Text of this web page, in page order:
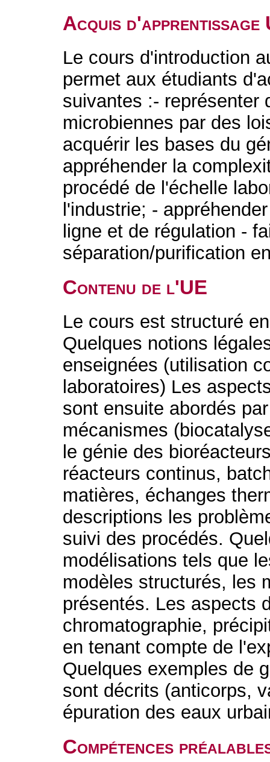
Acquis d'apprentissage
Le cours d'introduction
permet aux étudiants
suivantes :- représenter
microbiennes par des
acquérir les bases du
appréhender la
procédé de l'échelle
l'industrie; -
ligne et de régulation -
séparation/purification
Contenu de l'UE
Le cours est structuré
Quelques notions
enseignées (utilisation
laboratoires) Les
sont ensuite abordés
mécanismes
le génie des
réacteurs continus,
matières, échanges
descriptions les
suivi des procédés.
modélisations tels que
modèles structurés, les
présentés. Les aspects
chromatographie,
en tenant compte de
Quelques exemples de
sont décrits (anticorps,
épuration des eaux
Compétences